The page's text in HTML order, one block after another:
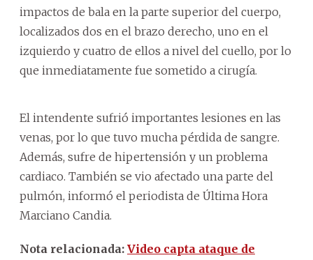
impactos de bala en la parte superior del cuerpo,
localizados dos en el brazo derecho, uno en el
izquierdo y cuatro de ellos a nivel del cuello, por lo
que inmediatamente fue sometido a cirugía.
El intendente sufrió importantes lesiones en las
venas, por lo que tuvo mucha pérdida de sangre.
Además, sufre de hipertensión y un problema
cardiaco. También se vio afectado una parte del
pulmón, informó el periodista de Última Hora
Marciano Candia.
Nota relacionada: Video capta ataque de